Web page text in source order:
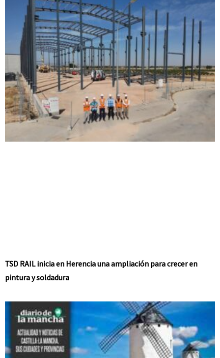
TSD RAIL inicia en Herencia una ampliación para crecer en
pintura y soldadura